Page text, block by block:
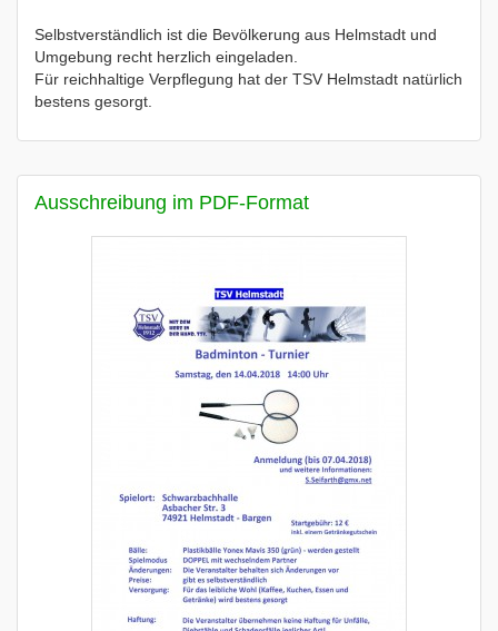
Selbstverständlich ist die Bevölkerung aus Helmstadt und
Umgebung recht herzlich eingeladen.
Für reichhaltige Verpflegung hat der TSV Helmstadt natürlich
bestens gesorgt.
Ausschreibung im PDF-Format